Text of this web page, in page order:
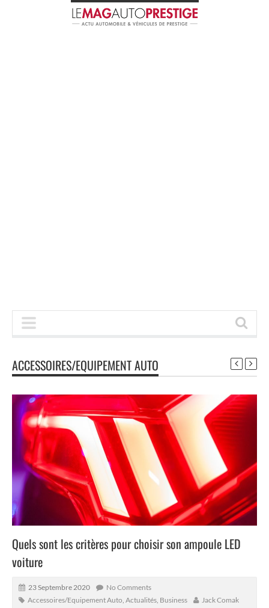
ACCESSOIRES/EQUIPEMENT AUTO
Quels sont les critères pour choisir son ampoule LED
voiture
23 Septembre 2020
No Comments
Accessoires/Equipement Auto Actualités Business Jack Comak